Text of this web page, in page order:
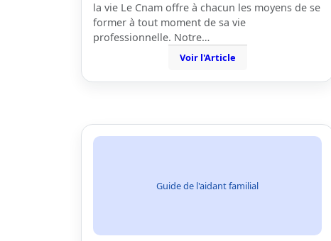
la vie Le Cnam offre à chacun les moyens de se
former à tout moment de sa vie
professionnelle. Notre…
Voir l'Article
Guide de l'aidant familial